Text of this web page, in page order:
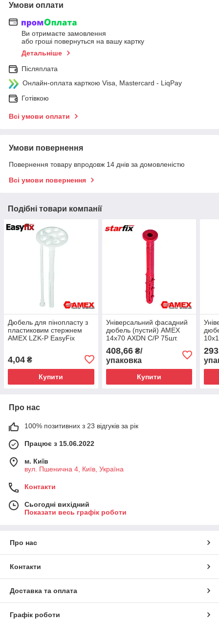
Умови оплати
Ви отримаєте замовлення
або гроші повернуться на вашу картку
Детальніше
Післяплата
Онлайн-оплата карткою Visa, Mastercard - LiqPay
Готівкою
Всі умови оплати
Умови повернення
Повернення товару впродовж 14 днів за домовленістю
Всі умови повернення
Подібні товари компанії
Дюбель для пінопласту з
пластиковим стержнем
AMEX LZK-P EasyFix
4,04 ₴
Купити
Універсальний фасадний
дюбель (пустий) AMEX
14х70 AXDN C/P 75шт.
408,66₴/
упаковка
Купити
Про нас
100% позитивних з 23 відгуків за рік
Працює з 15.06.2022
м. Київ
вул. Пшенична 4, Київ, Україна
Контакти
Сьогодні вихідний
Показати весь графік роботи
Про нас
Контакти
Доставка та оплата
Графік роботи